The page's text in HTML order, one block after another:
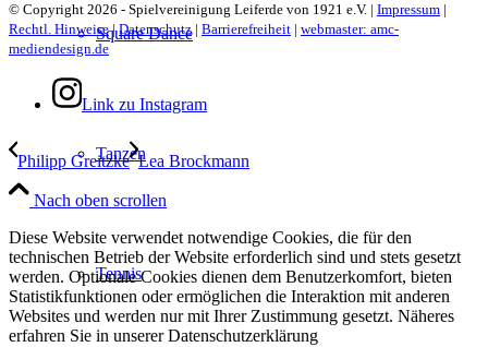
Square Dance
Tanzen
Tennis
© Copyright 2026 - Spielvereinigung Leiferde von 1921 e.V. | Impressum |
Rechtl. Hinweise|Datenschutz| Barrierefreiheit | webmaster: amc-
mediendesign.de
Link zu Instagram
Philipp Greitzke Lea Brockmann
Nach oben scrollen
Diese Website verwendet notwendige Cookies, die für den
technischen Betrieb der Website erforderlich sind und stets gesetzt
werden. Optionale Cookies dienen dem Benutzerkomfort, bieten
Statistikfunktionen oder ermöglichen die Interaktion mit anderen
Websites und werden nur mit Ihrer Zustimmung gesetzt. Näheres
erfahren Sie in unserer Datenschutzerklärung